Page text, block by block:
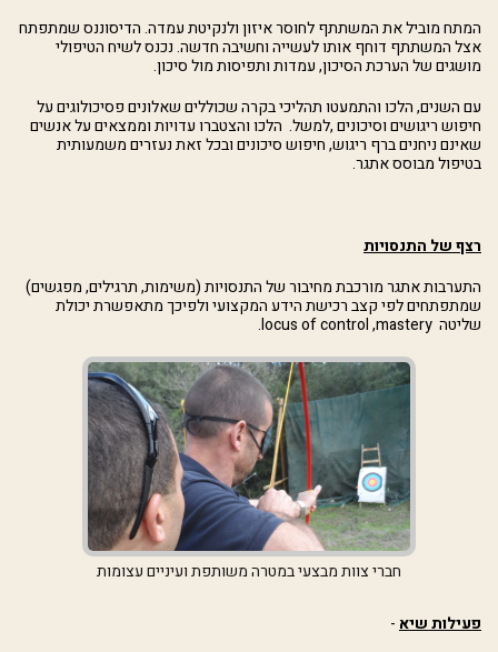
המתח מוביל את המשתתף לחוסר איזון ולנקיטת עמדה. הדיסוננס שמתפתח
אצל המשתתף דוחף אותו לעשייה וחשיבה חדשה. נכנס לשיח הטיפולי
מושגים של הערכת הסיכון, עמדות ותפיסות מול סיכון.
עם השנים, הלכו והתמעטו תהליכי בקרה שכוללים שאלונים פסיכולוגים על
חיפוש ריגושים וסיכונים ,למשל. הלכו והצטברו עדויות וממצאים על אנשים
שאינם ניחנים ברף ריגוש, חיפוש סיכונים ובכל זאת נעזרים משמעותית
בטיפול מבוסס אתגר.
רצף של התנסויות
התערבות אתגר מורכבת מחיבור של התנסויות (משימות, תרגילים, מפגשים)
שמתפתחים לפי קצב רכישת הידע המקצועי ולפיכך מתאפשרת יכולת
שליטה mastery
,
locus of control
.
חברי צוות מבצעי במטרה משותפת ועיניים עצומות
פעילות שיא-